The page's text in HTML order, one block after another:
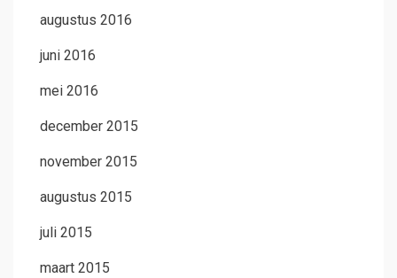
augustus 2016
juni 2016
mei 2016
december 2015
november 2015
augustus 2015
juli 2015
maart 2015